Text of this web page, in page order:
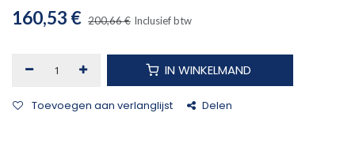
160,53 € 200,66€ Inclusief btw
IN WINKELMAND
Toevoegen aan verlanglijst Delen